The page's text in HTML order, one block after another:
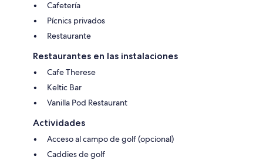
Cafetería
Pícnics privados
Restaurante
Restaurantes en las instalaciones
Cafe Therese
Keltic Bar
Vanilla Pod Restaurant
Actividades
Acceso al campo de golf (opcional)
Caddies de golf